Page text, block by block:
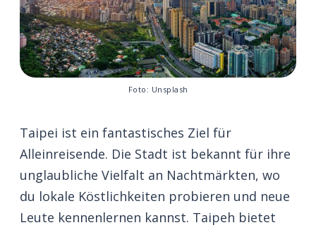
Foto: Unsplash
Taipei ist ein fantastisches Ziel für
Alleinreisende. Die Stadt ist bekannt für ihre
unglaubliche Vielfalt an Nachtmärkten, wo
du lokale Köstlichkeiten probieren und neue
Leute kennenlernen kannst. Taipeh bietet